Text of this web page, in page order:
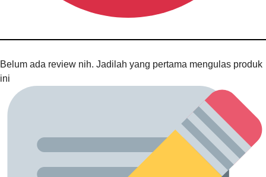
Belum ada review nih. Jadilah yang pertama mengulas produk
ini